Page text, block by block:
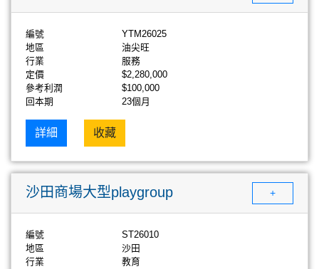
編號
YTM26025
地區
油尖旺
行業
服務
定價
$2,280,000
參考利潤
$100,000
回本期
23個月
詳細 收藏
沙田商場大型playgroup +
編號
ST26010
地區
沙田
行業
教育